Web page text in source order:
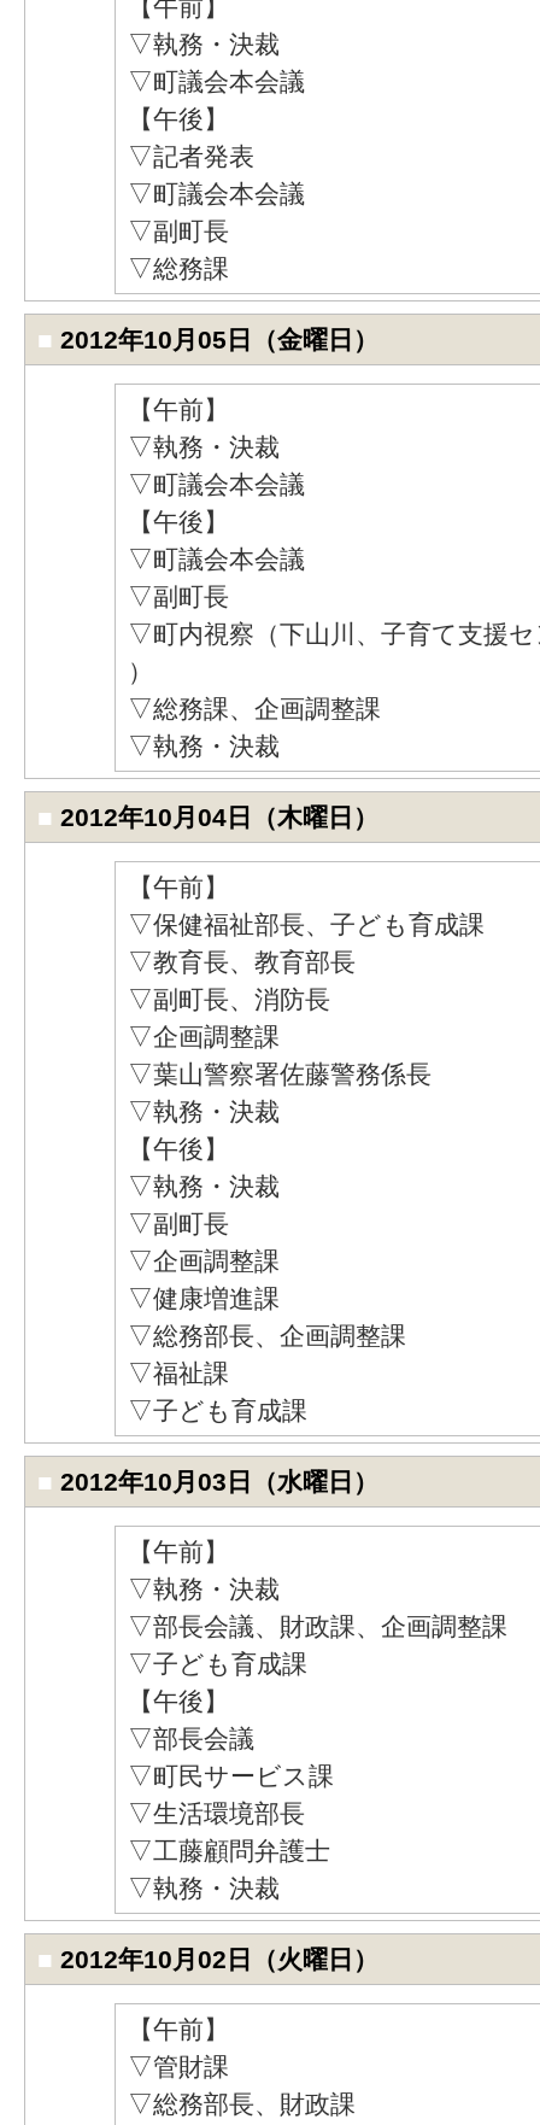
【午前】
▽執務・決裁
▽町議会本会議
【午後】
▽記者発表
▽町議会本会議
▽副町長
▽総務課
■ 2012年10月05日（金曜日）
【午前】
▽執務・決裁
▽町議会本会議
【午後】
▽町議会本会議
▽副町長
▽町内視察（下山川、子育て支援
）
▽総務課、企画調整課
▽執務・決裁
■ 2012年10月04日（木曜日）
【午前】
▽保健福祉部長、子ども育成課
▽教育長、教育部長
▽副町長、消防長
▽企画調整課
▽葉山警察署佐藤警務係長
▽執務・決裁
【午後】
▽執務・決裁
▽副町長
▽企画調整課
▽健康増進課
▽総務部長、企画調整課
▽福祉課
▽子ども育成課
■ 2012年10月03日（水曜日）
【午前】
▽執務・決裁
▽部長会議、財政課、企画調整課
▽子ども育成課
【午後】
▽部長会議
▽町民サービス課
▽生活環境部長
▽工藤顧問弁護士
▽執務・決裁
■ 2012年10月02日（火曜日）
【午前】
▽管財課
▽総務部長、財政課